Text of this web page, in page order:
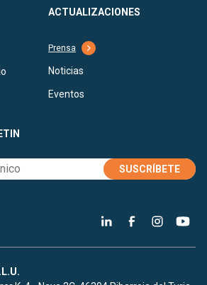
ACTUALIZACIONES
Prensa
Noticias
Eventos
SUSCRÍBETE